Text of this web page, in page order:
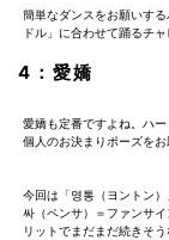
簡単なダンスをお願いす
ドル」に合わせて踊るチ
4：愛嬌
愛嬌も定番ですよね。ハ
個人のお決まりポーズを
今回は「영통（ヨントン
싸（ペンサ）＝ファンサ
リットでまだまだ続きそ